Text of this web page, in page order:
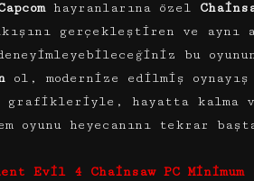
hayranlarına özel
gerçekleştiren ve aynı
bu
ol, modernize edilmiş
grafikleriyle, hayatta
oyunu heyecanını tekrar
Evil 4 Chainsaw PC